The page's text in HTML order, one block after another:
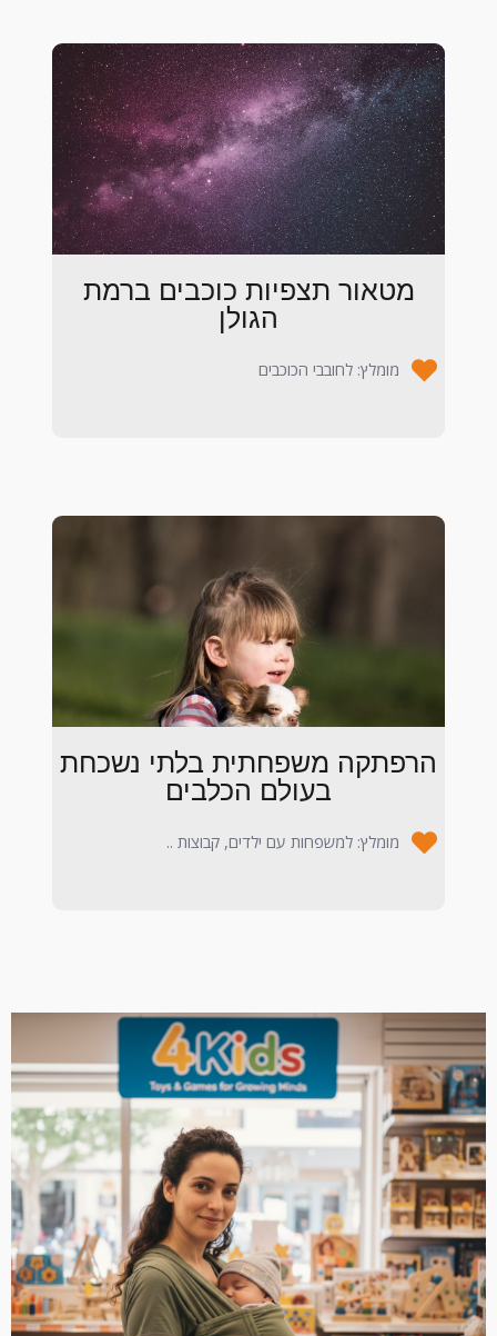
מטאור תצפיות כוכבים ברמת
הגולן
מומלץ: לחובבי הכוכבים
הרפתקה משפחתית בלתי נשכחת
בעולם הכלבים
מומלץ: למשפחות עם ילדים, קבוצות ..